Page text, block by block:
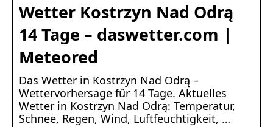
Wetter Kostrzyn Nad Odrą
14 Tage – daswetter.com |
Meteored
Das Wetter in Kostrzyn Nad Odrą –
Wettervorhersage für 14 Tage. Aktuelles
Wetter in Kostrzyn Nad Odrą: Temperatur,
Schnee, Regen, Wind, Luftfeuchtigkeit, …